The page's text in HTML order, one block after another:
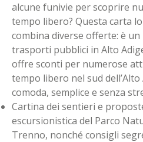
alcune funivie per scoprire
tempo libero? Questa carta
combina diverse offerte: è
trasporti pubblici in Alto
offre sconti per numerose
tempo libero nel sud dell’Alto
comoda, semplice e senza
Cartina dei sentieri e
escursionistica del Parco
Trenno, nonché consigli